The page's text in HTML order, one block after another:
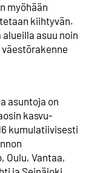
myöhään
kiihtyvän.
asuu noin
asuntoja on
kasvu­
kumulatiivisesti
Oulu, Vantaa,